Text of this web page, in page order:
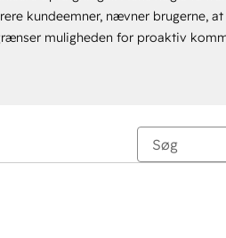
kundeemner, nævner brugerne,
muligheden for proaktiv